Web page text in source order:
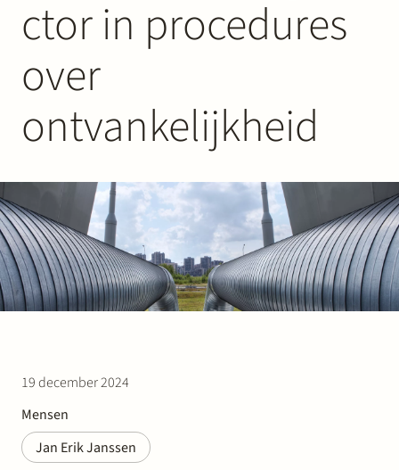
ctor in procedures
over
ontvankelijkheid
19 december 2024
Mensen
Jan Erik Janssen
News & Insights
Contact
Werken bij Stek
Partner